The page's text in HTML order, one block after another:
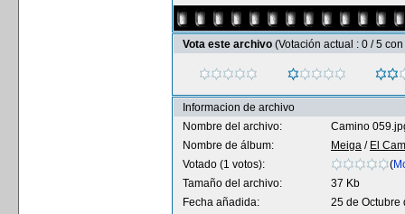
Vota este archivo (Votación actual : 0 / 5
Informacion de archivo
Nombre del archivo:
Camino
Nombre de álbum:
Meiga / El
Votado (1 votos):
(
Tamaño del archivo:
37 Kb
Fecha añadida:
25 de Octubre